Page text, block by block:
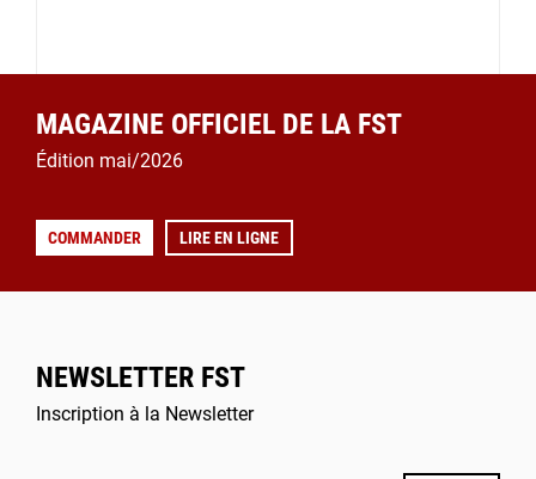
MAGAZINE OFFICIEL DE LA FST
Édition mai/2026
COMMANDER LIRE EN LIGNE
NEWSLETTER FST
Inscription à la Newsletter